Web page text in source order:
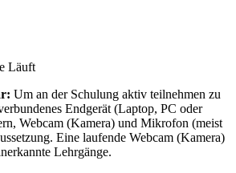
Läuft
Um an der Schulung aktiv teilnehmen zu
Endgerät (Laptop, PC oder
Webcam (Kamera) und Mikrofon (meist
Eine laufende Webcam (Kamera)
Lehrgänge.